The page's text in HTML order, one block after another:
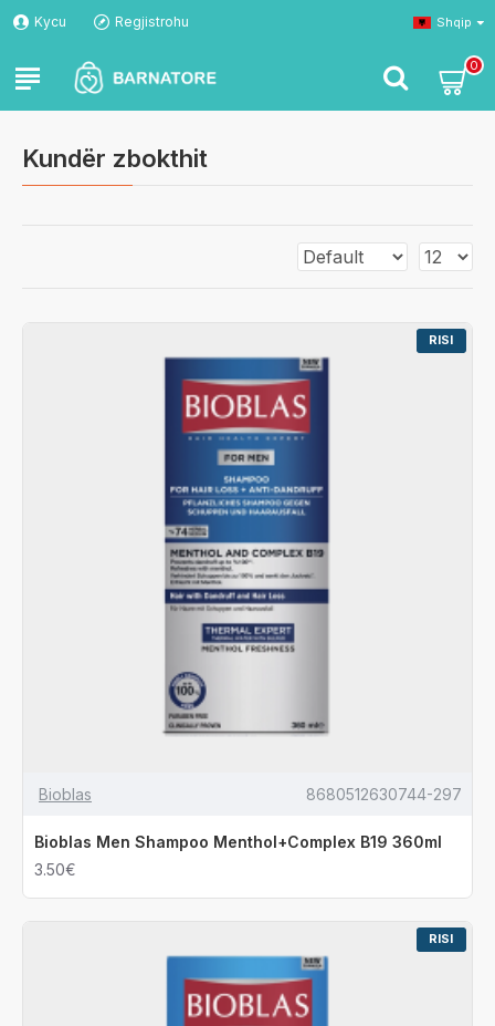
Kycu Regjistrohu Shqip
0
Kundër zbokthit
RISI
Bioblas 8680512630744-297
Bioblas Men Shampoo Menthol+Complex B19 360ml
3.50€
RISI